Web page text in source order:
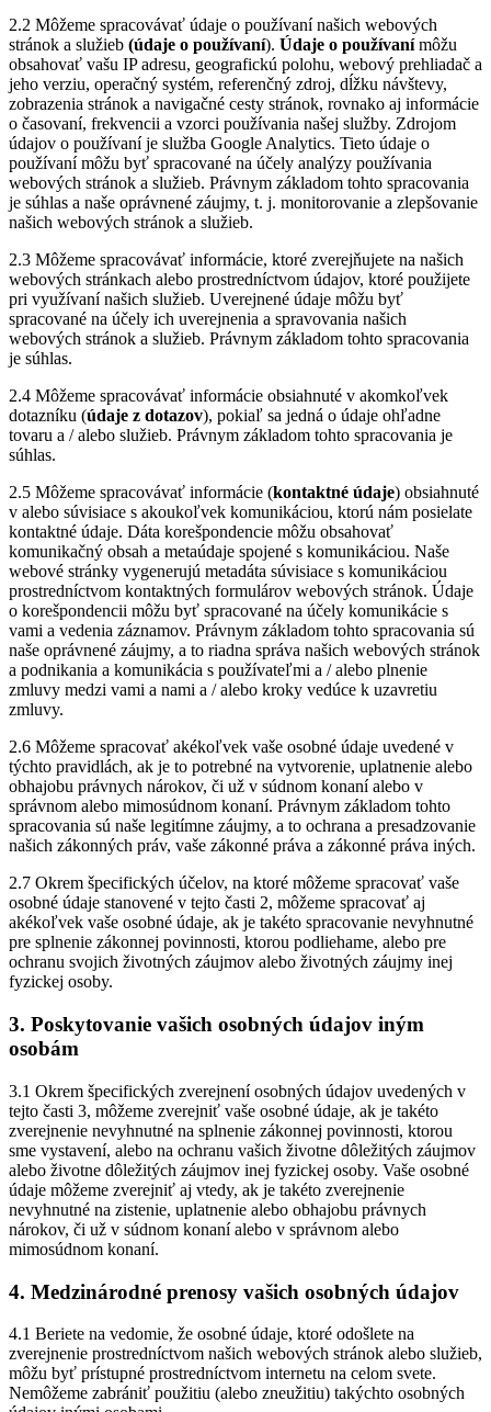
2.2 Môžeme spracovávať údaje o používaní našich webových
stránok a služieb (údaje o používaní). Údaje o používanímôžu
obsahovať vašu IP adresu, geografickú polohu, webový prehliadač a
jeho verziu, operačný systém, referenčný zdroj, dĺžku návštevy,
zobrazenia stránok a navigačné cesty stránok, rovnako aj informácie
o časovaní, frekvencii a vzorci používania našej služby. Zdrojom
údajov o používaní je služba Google Analytics. Tieto údaje o
používaní môžu byť spracované na účely analýzy používania
webových stránok a služieb. Právnym základom tohto spracovania
je súhlas a naše oprávnené záujmy, t. j. monitorovanie a zlepšovanie
našich webových stránok a služieb.
2.3 Môžeme spracovávať informácie, ktoré zverejňujete na našich
webových stránkach alebo prostredníctvom údajov, ktoré použijete
pri využívaní našich služieb. Uverejnené údaje môžu byť
spracované na účely ich uverejnenia a spravovania našich
webových stránok a služieb. Právnym základom tohto spracovania
je súhlas.
2.4 Môžeme spracovávať informácie obsiahnuté v akomkoľvek
dotazníku (údaje z dotazov), pokiaľ sa jedná o údaje ohľadne
tovaru a / alebo služieb. Právnym základom tohto spracovania je
súhlas.
2.5 Môžeme spracovávať informácie (kontaktné údaje) obsiahnuté
v alebo súvisiace s akoukoľvek komunikáciou, ktorú nám posielate
kontaktné údaje. Dáta korešpondencie môžu obsahovať
komunikačný obsah a metaúdaje spojené s komunikáciou. Naše
webové stránky vygenerujú metadáta súvisiace s komunikáciou
prostredníctvom kontaktných formulárov webových stránok. Údaje
o korešpondencii môžu byť spracované na účely komunikácie s
vami a vedenia záznamov. Právnym základom tohto spracovania sú
naše oprávnené záujmy, a to riadna správa našich webových stránok
a podnikania a komunikácia s používateľmi a / alebo plnenie
zmluvy medzi vami a nami a / alebo kroky vedúce k uzavretiu
zmluvy.
2.6 Môžeme spracovať akékoľvek vaše osobné údaje uvedené v
týchto pravidlách, ak je to potrebné na vytvorenie, uplatnenie alebo
obhajobu právnych nárokov, či už v súdnom konaní alebo v
správnom alebo mimosúdnom konaní. Právnym základom tohto
spracovania sú naše legitímne záujmy, a to ochrana a presadzovanie
našich zákonných práv, vaše zákonné práva a zákonné práva iných.
2.7 Okrem špecifických účelov, na ktoré môžeme spracovať vaše
osobné údaje stanovené v tejto časti 2, môžeme spracovať aj
akékoľvek vaše osobné údaje, ak je takéto spracovanie nevyhnutné
pre splnenie zákonnej povinnosti, ktorou podliehame, alebo pre
ochranu svojich životných záujmov alebo životných záujmy inej
fyzickej osoby.
3. Poskytovanie vašich osobných údajov iným
osobám
3.1 Okrem špecifických zverejnení osobných údajov uvedených v
tejto časti 3, môžeme zverejniť vaše osobné údaje, ak je takéto
zverejnenie nevyhnutné na splnenie zákonnej povinnosti, ktorou
sme vystavení, alebo na ochranu vašich životne dôležitých záujmov
alebo životne dôležitých záujmov inej fyzickej osoby. Vaše osobné
údaje môžeme zverejniť aj vtedy, ak je takéto zverejnenie
nevyhnutné na zistenie, uplatnenie alebo obhajobu právnych
nárokov, či už v súdnom konaní alebo v správnom alebo
mimosúdnom konaní.
4. Medzinárodné prenosy vašich osobných údajov
4.1 Beriete na vedomie, že osobné údaje, ktoré odošlete na
zverejnenie prostredníctvom našich webových stránok alebo služieb,
môžu byť prístupné prostredníctvom internetu na celom svete.
Nemôžeme zabrániť použitiu (alebo zneužitiu) takýchto osobných